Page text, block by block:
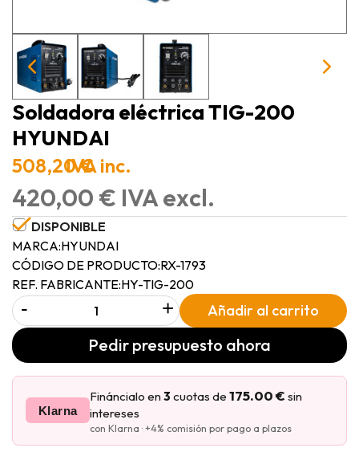
Soldadora eléctrica TIG-200
HYUNDAI
508,20 €IVA inc.
420,00 € IVA excl.
DISPONIBLE
MARCA:HYUNDAI
CÓDIGO DE PRODUCTO:RX-1793
REF. FABRICANTE:HY-TIG-200
- + Añadir al carrito
Pedir presupuesto ahora
Klarna
Fináncialo en3 cuotas de 175.00 € sin
intereses
con Klarna · +4% comisión por pago a plazos